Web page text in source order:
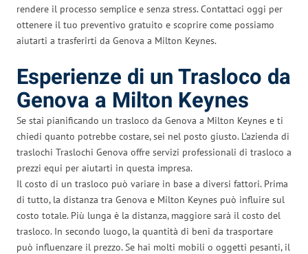
rendere il processo semplice e senza stress. Contattaci oggi per
ottenere il tuo preventivo gratuito e scoprire come possiamo
aiutarti a trasferirti da Genova a Milton Keynes.
Esperienze di un Trasloco da
Genova a Milton Keynes
Se stai pianificando un trasloco da Genova a Milton Keynes e ti
chiedi quanto potrebbe costare, sei nel posto giusto. L’azienda di
traslochi Traslochi Genova offre servizi professionali di trasloco a
prezzi equi per aiutarti in questa impresa.
Il costo di un trasloco può variare in base a diversi fattori. Prima
di tutto, la distanza tra Genova e Milton Keynes può influire sul
costo totale. Più lunga è la distanza, maggiore sarà il costo del
trasloco. In secondo luogo, la quantità di beni da trasportare
può influenzare il prezzo. Se hai molti mobili o oggetti pesanti, il